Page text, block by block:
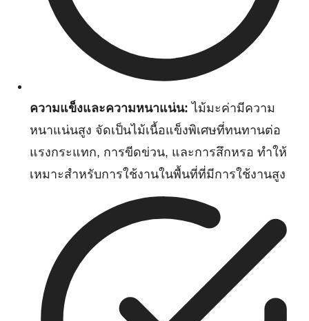
ความแข็งและความหนาแน่น: ไม้มะค่ามีความ
หนาแน่นสูง จัดเป็นไม้เนื้อแข็งพิเศษที่ทนทานต่อ
แรงกระแทก, การขีดข่วน, และการสึกหรอ ทำให้
เหมาะสำหรับการใช้งานในพื้นที่ที่มีการใช้งานสูง